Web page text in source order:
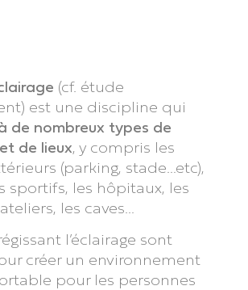
(cf. étude
est une discipline qui
de nombreux types de
de lieux, y compris les
(parking, stade…etc),
sportifs, les hôpitaux, les
les caves…
l’éclairage sont
créer un environnement
pour les personnes